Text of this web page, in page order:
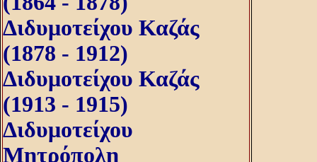
Διδυμοτείχου Καζάς
(1878 - 1912)
Διδυμοτείχου Καζάς
(1913 - 1915)
Διδυμοτείχου
Μητρόπολη